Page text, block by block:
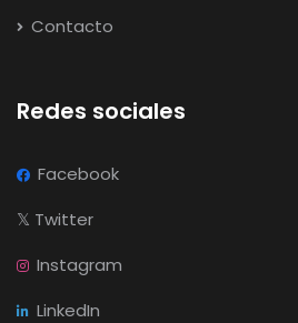
Contacto
Redes sociales
Facebook
𝕏 Twitter
Instagram
LinkedIn